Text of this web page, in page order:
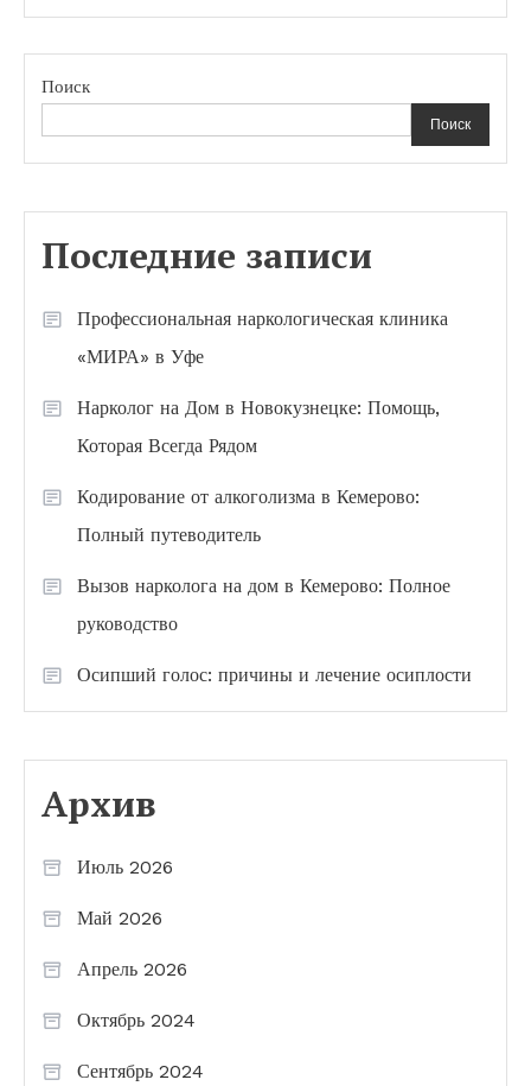
Поиск
Поиск
Последние записи
Профессиональная наркологическая клиника
«МИРА» в Уфе
Нарколог на Дом в Новокузнецке: Помощь,
Которая Всегда Рядом
Кодирование от алкоголизма в Кемерово:
Полный путеводитель
Вызов нарколога на дом в Кемерово: Полное
руководство
Осипший голос: причины и лечение осиплости
Архив
Июль 2026
Май 2026
Апрель 2026
Октябрь 2024
Сентябрь 2024